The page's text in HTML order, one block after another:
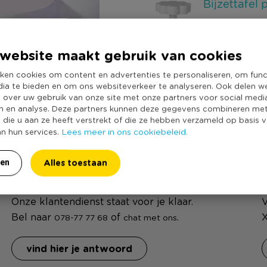
maakt gebruik van cookies
cookies om content en advertenties te personaliseren, om
te bieden en om ons websiteverkeer te analyseren. Ook delen
uw gebruik van onze site met onze partners voor social
en analyse. Deze partners kunnen deze gegevens combineren
u aan ze heeft verstrekt of die ze hebben verzameld op basis
hun services. Lees meer in ons cookiebeleid.
Alles toestaan
Bijzettafel
Totaal73,45
Wij helpen jou!
Onze klantendienst staat voor je klaar.
Bel naar 078-77 77 68 of chat met ons.
vind hier je antwoord